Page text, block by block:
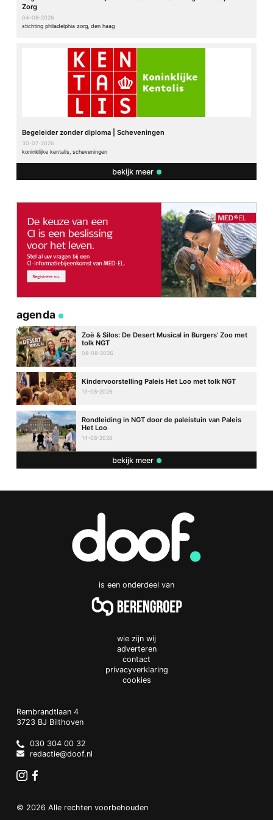
Zorg
04-08-2026
stichting philadelphia zorg, den haag
Begeleider zonder diploma | Scheveningen
30-07-2026
koninklijke kentalis, scheveningen
bekijk meer
agenda
Zoë & Silos: De Desert Musical in Burgers’ Zoo met
tolk NGT
08-08-2026
Kindervoorstelling Paleis Het Loo met tolk NGT
13-08-2026
Rondleiding in NGT door de paleistuin van Paleis
Het Loo
14-08-2026
bekijk meer
is een onderdeel van
wie zijn wij
adverteren
contact
privacyverklaring
cookies
Doof.nl
work
Rembrandtlaan 4
3723 BJ Bilthoven
Netherlands
030 304 00 32
redactie@doof.nl
© 2026 Alle rechten voorbehouden